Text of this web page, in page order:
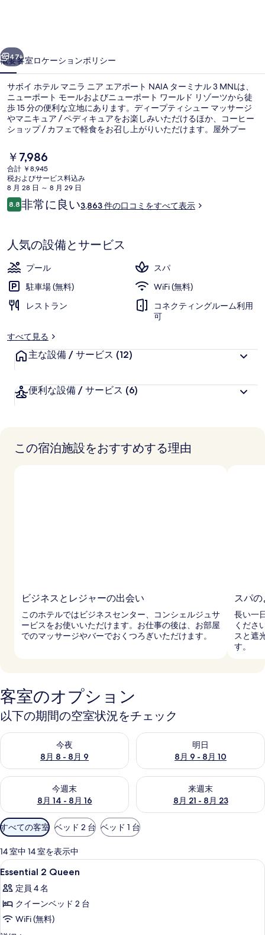
ニ
ラ
ニ
ア
エ
ア
ポ
ー
ト
タ
ー
ミ
ナ
3
MNL
次へ
47+
概要客室ロケーションポリシー
サボイ ホテル マニラ ニア エアポート NAIA ターミナル 3 MNLは、
ニューポート モールおよびニューポート ワールド リゾーツから徒
歩 15 分の便利な立地にあります。ディープティシュー マッサージ
やマニキュア / ペディキュアをお楽しみいただけるほか、コーヒー
ショップ / カフェで軽食をお召し上がりいただけます。屋外プー
あります。旅行者は寝心地の良いベッドや親切なスタッフを評価し
ています。
現
在
の
料
金
は
す
￥7,986
合計 ￥8,945
税およびサービス料込み
8 月 28 日 ～ 8 月 29 日
口
コ
8.810段階中8.8
非常に良い3,863 件の口コミをすべて表示
人気の設備とサービス
プール
スパ
駐車場 (無料)
WiFi (無料)
レストラン
コネクティングルーム利用
可
すべて見る
主な設備 / サービス (12)
便利な設備 / サービス (6)
この宿泊施設をおすすめする理由
ビジネスとレジャーの出会い
このホテルではビジネスセンター、コンシェルジュサ
ービスをお使いいただけます。お仕事の後は、お部屋
でのマッサージやバーでおくつろぎいただけます。
スパ
長い一
くださ
スと遮
す。
客室のオプション
以下の期間の空室状況をチェック
今夜
8月 8 - 8月 9
今夜 8月 8 - 8月 9 の空室状況をチェック
明日
8月 9 - 8月 10
明日 8月 9 - 8月 10 の空室状
今週末
8月 14 - 8月 16
今週末 8月 14 - 8月 16 の空室状況をチェック
来週末
8月 21 - 8月 23
来週末 8月 21 - 8月 23 の空室
利
用
可
能
な
客
室
の
すべての客室 ベッド 2 台 ベッド 1 台
14 室中 14 室を表示中
Essential
2
Queen
の
す
ミニバー、セーフティボックス (室内
9
Essential 2 Queen
定員 4 名
クイーンベッド 2 台
WiFi (無料)